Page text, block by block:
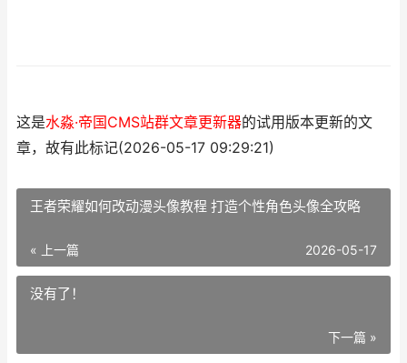
这是水淼·帝国CMS站群文章更新器的试用版本更新的文
章，故有此标记(2026-05-17 09:29:21)
王者荣耀如何改动漫头像教程 打造个性角色头像全攻略
« 上一篇 2026-05-17
没有了！
下一篇 »